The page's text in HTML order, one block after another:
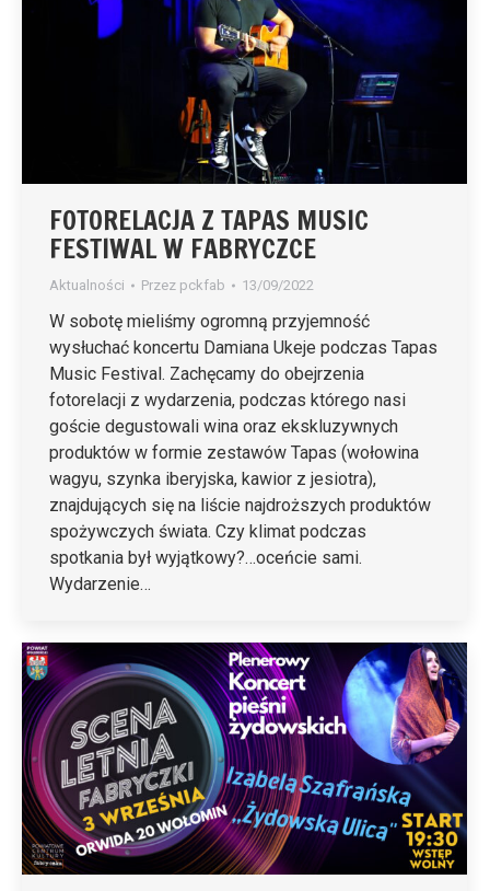
FOTORELACJA Z TAPAS MUSIC
FESTIWAL W FABRYCZCE
Aktualności Przez pckfab 13/09/2022
W sobotę mieliśmy ogromną przyjemność
wysłuchać koncertu Damiana Ukeje podczas Tapas
Music Festival. Zachęcamy do obejrzenia
fotorelacji z wydarzenia, podczas którego nasi
goście degustowali wina oraz ekskluzywnych
produktów w formie zestawów Tapas (wołowina
wagyu, szynka iberyjska, kawior z jesiotra),
znajdujących się na liście najdroższych produktów
spożywczych świata. Czy klimat podczas
spotkania był wyjątkowy?…oceńcie sami.
Wydarzenie…